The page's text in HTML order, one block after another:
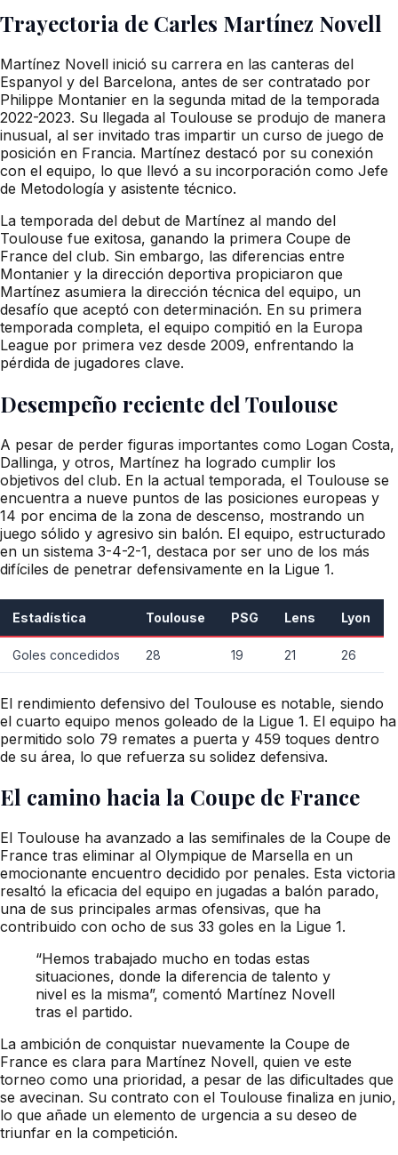
Trayectoria de Carles Martínez Novell
Martínez Novell inició su carrera en las canteras del
Espanyol y del Barcelona, antes de ser contratado por
Philippe Montanier en la segunda mitad de la temporada
2022-2023. Su llegada al Toulouse se produjo de manera
inusual, al ser invitado tras impartir un curso de juego de
posición en Francia. Martínez destacó por su conexión
con el equipo, lo que llevó a su incorporación como Jefe
de Metodología y asistente técnico.
La temporada del debut de Martínez al mando del
Toulouse fue exitosa, ganando la primera Coupe de
France del club. Sin embargo, las diferencias entre
Montanier y la dirección deportiva propiciaron que
Martínez asumiera la dirección técnica del equipo, un
desafío que aceptó con determinación. En su primera
temporada completa, el equipo compitió en la Europa
League por primera vez desde 2009, enfrentando la
pérdida de jugadores clave.
Desempeño reciente del Toulouse
A pesar de perder figuras importantes como Logan Costa,
Dallinga, y otros, Martínez ha logrado cumplir los
objetivos del club. En la actual temporada, el Toulouse se
encuentra a nueve puntos de las posiciones europeas y
14 por encima de la zona de descenso, mostrando un
juego sólido y agresivo sin balón. El equipo, estructurado
en un sistema 3-4-2-1, destaca por ser uno de los más
difíciles de penetrar defensivamente en la Ligue 1.
Estadística Toulouse PSG Lens Lyon
Goles concedidos 28 19 21 26
El rendimiento defensivo del Toulouse es notable, siendo
el cuarto equipo menos goleado de la Ligue 1. El equipo ha
permitido solo 79 remates a puerta y 459 toques dentro
de su área, lo que refuerza su solidez defensiva.
El camino hacia la Coupe de France
El Toulouse ha avanzado a las semifinales de la Coupe de
France tras eliminar al Olympique de Marsella en un
emocionante encuentro decidido por penales. Esta victoria
resaltó la eficacia del equipo en jugadas a balón parado,
una de sus principales armas ofensivas, que ha
contribuido con ocho de sus 33 goles en la Ligue 1.
“Hemos trabajado mucho en todas estas
situaciones, donde la diferencia de talento y
nivel es la misma”, comentó Martínez Novell
tras el partido.
La ambición de conquistar nuevamente la Coupe de
France es clara para Martínez Novell, quien ve este
torneo como una prioridad, a pesar de las dificultades que
se avecinan. Su contrato con el Toulouse finaliza en junio,
lo que añade un elemento de urgencia a su deseo de
triunfar en la competición.